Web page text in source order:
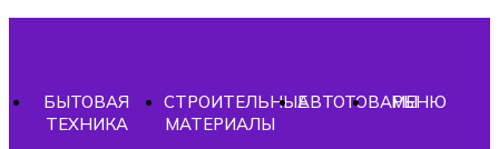
БЫТОВАЯ
ТЕХНИКА
СТРОИТЕЛЬНЫЕ
МАТЕРИАЛЫ
АВТОТОВАРЫМЕНЮ